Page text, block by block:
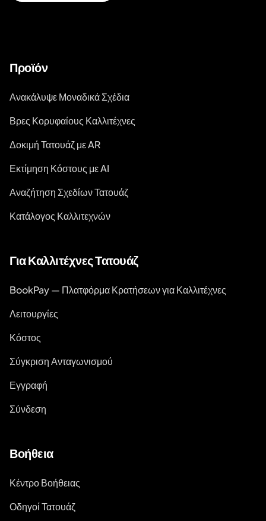
Προϊόν
Ανακάλυψε Μοναδικά Σχέδια
Βρες Κορυφαίους Καλλιτέχνες
Δοκιμή Τατουάζ με AR
Εκτίμηση Κόστους με AI
Αναζήτηση Σχεδίων Τατουάζ
Κατάλογος Καλλιτεχνών
Για Καλλιτέχνες Τατουάζ
BookPay — Πλατφόρμα Κρατήσεων για Καλλιτέχνες
Λειτουργίες
Κόστος
Σύγκριση Ανταγωνισμού
Εγγραφή
Σύνδεση
Βοήθεια
Κέντρο Βοήθειας
Οδηγοί Τατουάζ